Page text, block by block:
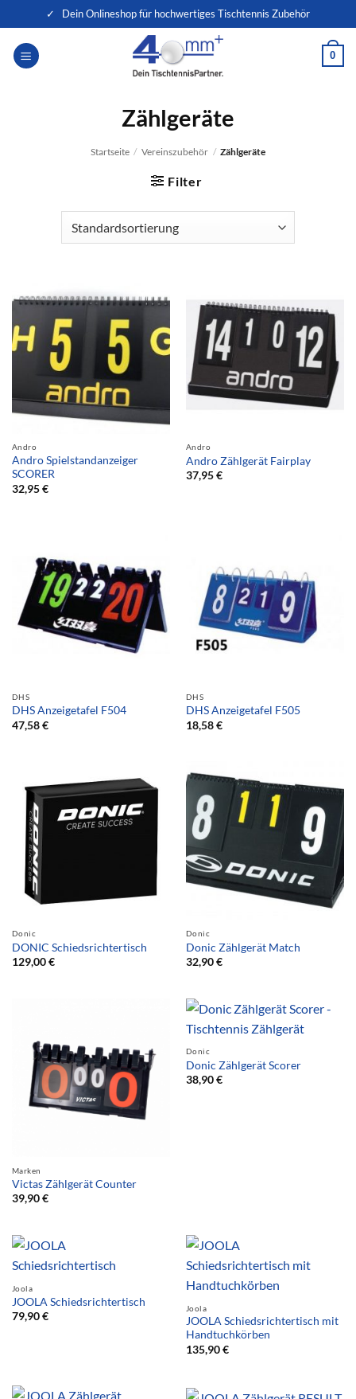
Inhalt
springen
✓ Dein Onlineshop für hochwertiges Tischtennis Zubehör
0
Zählgeräte
Startseite / Vereinszubehör / Zählgeräte
Filter
Andro
Andro Spielstandanzeiger
SCORER
32,95€
Andro
Andro Zählgerät Fairplay
37,95€
DHS
DHS Anzeigetafel F504
47,58€
DHS
DHS Anzeigetafel F505
18,58€
Donic
DONIC Schiedsrichtertisch
129,00€
Donic
Donic Zählgerät Match
32,90€
Marken
Victas Zählgerät Counter
39,90€
Donic
Donic Zählgerät Scorer
38,90€
Joola
JOOLA Schiedsrichtertisch
79,90€
Joola
JOOLA Schiedsrichtertisch mit
Handtuchkörben
135,90€